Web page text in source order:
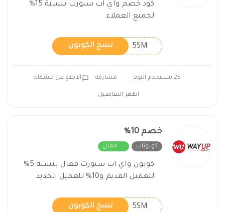
كود خصم واي اب سبورت بنسبة 15%
لجميع العملاء
5SM نسخ الكوبون
25 مستخدم اليوم مشاركة الابلاغ عن مشكلة
اظهر التفاصيل
خصم 10%
كوبونات فعال
كوبون واي اب سبورت فعال بنسبة 5%
للعميل القديم و10% للعميل الجديد
5SM نسخ الكوبون